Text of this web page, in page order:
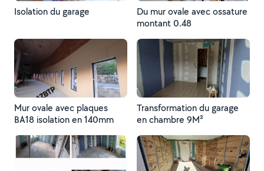
Isolation du garage
Du mur ovale avec ossature
montant 0.48
Mur ovale avec plaques
BA18 isolation en 140mm
Transformation du garage
en chambre 9M²